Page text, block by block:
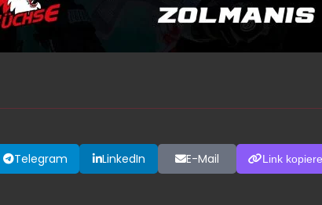
Telegram LinkedIn E-Mail Link